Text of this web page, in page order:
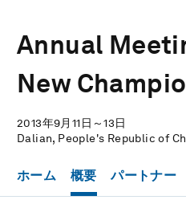
Annual
New
2013年9月11日～13日
Dalian, People's Republic of
ホーム 概要 パートナー